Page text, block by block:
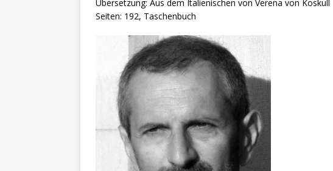
Übersetzung: Aus dem Italienischen von Verena von Koskull
Seiten: 192, Taschenbuch